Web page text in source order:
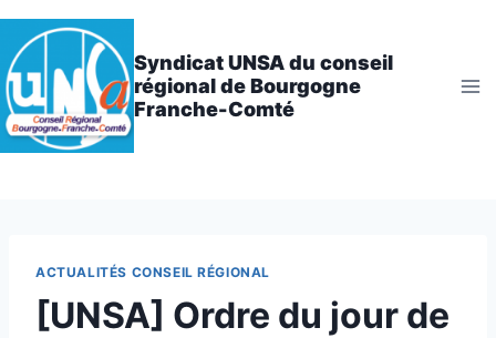
Aller
au
contenu
Syndicat UNSA du conseil
régional de Bourgogne
Franche-Comté
ACTUALITÉS CONSEIL RÉGIONAL
[UNSA] Ordre du jour de